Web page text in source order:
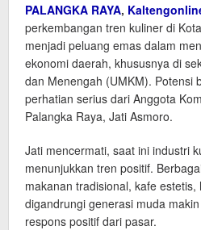
PALANGKA RAYA,
perkembangan tren kuliner di
menjadi peluang emas dalam
ekonomi daerah, khususnya di
dan Menengah (UMKM). Potensi
perhatian serius dari Anggota
Palangka Raya, Jati Asmoro.
Jati mencermati, saat ini industri
menunjukkan tren positif.
makanan tradisional, kafe
digandrungi generasi muda
respons positif dari pasar.